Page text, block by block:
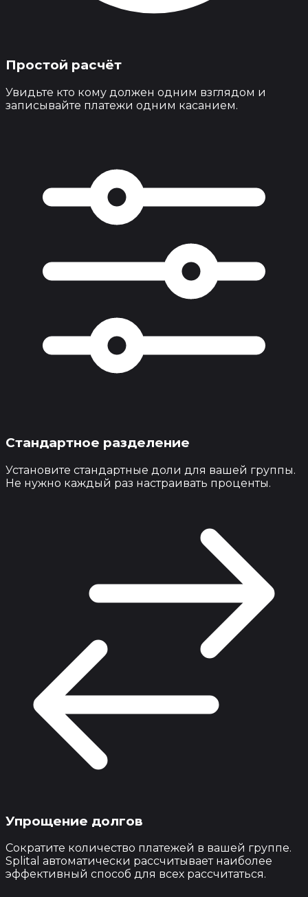
Простой расчёт
Увидьте кто кому должен одним взглядом и
записывайте платежи одним касанием.
Стандартное разделение
Установите стандартные доли для вашей группы.
Не нужно каждый раз настраивать проценты.
Упрощение долгов
Сократите количество платежей в вашей группе.
Splital автоматически рассчитывает наиболее
эффективный способ для всех рассчитаться.